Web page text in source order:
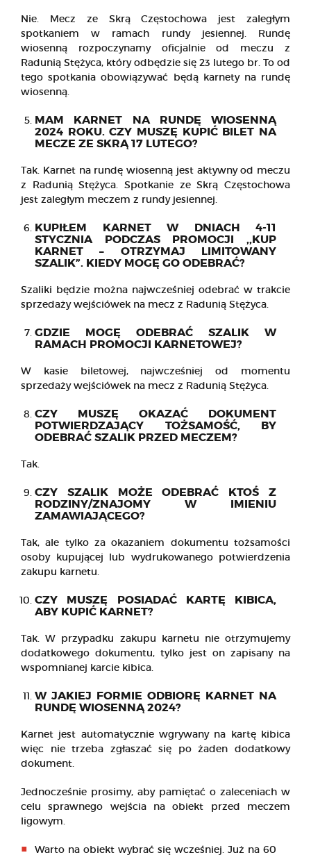
Nie. Mecz ze Skrą Częstochowa jest zaległym
spotkaniem w ramach rundy jesiennej. Rundę
wiosenną rozpoczynamy oficjalnie od meczu z
Radunią Stężyca, który odbędzie się 23 lutego br. To od
tego spotkania obowiązywać będą karnety na rundę
wiosenną.
MAM KARNET NA RUNDĘ WIOSENNĄ
2024 ROKU. CZY MUSZĘ KUPIĆ BILET NA
MECZE ZE SKRĄ 17 LUTEGO?
Tak. Karnet na rundę wiosenną jest aktywny od meczu
z Radunią Stężyca. Spotkanie ze Skrą Częstochowa
jest zaległym meczem z rundy jesiennej.
KUPIŁEM KARNET W DNIACH 4-11
STYCZNIA PODCZAS PROMOCJI ,,KUP
KARNET – OTRZYMAJ LIMITOWANY
SZALIK”. KIEDY MOGĘ GO ODEBRAĆ?
Szaliki będzie można najwcześniej odebrać w trakcie
sprzedaży wejściówek na mecz z Radunią Stężyca.
GDZIE MOGĘ ODEBRAĆ SZALIK W
RAMACH PROMOCJI KARNETOWEJ?
W kasie biletowej, najwcześniej od momentu
sprzedaży wejściówek na mecz z Radunią Stężyca.
CZY MUSZĘ OKAZAĆ DOKUMENT
POTWIERDZAJĄCY TOŻSAMOŚĆ, BY
ODEBRAĆ SZALIK PRZED MECZEM?
Tak.
CZY SZALIK MOŻE ODEBRAĆ KTOŚ Z
RODZINY/ZNAJOMY W IMIENIU
ZAMAWIAJĄCEGO?
Tak, ale tylko za okazaniem dokumentu tożsamości
osoby kupującej lub wydrukowanego potwierdzenia
zakupu karnetu.
CZY MUSZĘ POSIADAĆ KARTĘ KIBICA,
ABY KUPIĆ KARNET?
Tak. W przypadku zakupu karnetu nie otrzymujemy
dodatkowego dokumentu, tylko jest on zapisany na
wspomnianej karcie kibica.
W JAKIEJ FORMIE ODBIORĘ KARNET NA
RUNDĘ WIOSENNĄ 2024?
Karnet jest automatycznie wgrywany na kartę kibica
więc nie trzeba zgłaszać się po żaden dodatkowy
dokument.
Jednocześnie prosimy, aby pamiętać o zaleceniach w
celu sprawnego wejścia na obiekt przed meczem
ligowym.
Warto na obiekt wybrać się wcześniej. Już na 60